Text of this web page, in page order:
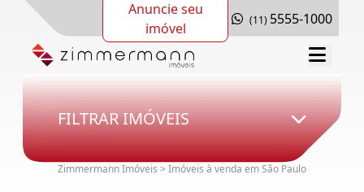
Anuncie seu
imóvel
(11) 5555-1000
FILTRAR IMÓVEIS
Zimmermann Imóveis > Imóveis à venda em São Paulo